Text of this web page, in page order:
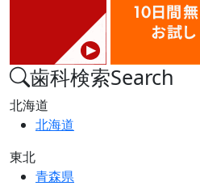
歯科検索Search
北海道
北海道
東北
青森県